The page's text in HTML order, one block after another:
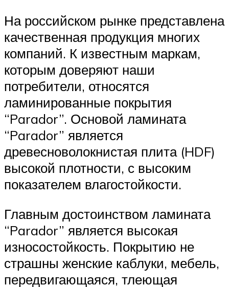
На российском рынке представлена
качественная продукция многих
компаний. К известным маркам,
которым доверяют наши
потребители, относятся
ламинированные покрытия
“Parador”. Основой ламината
“Parador” является
древесноволокнистая плита (HDF)
высокой плотности, с высоким
показателем влагостойкости.
Главным достоинством ламината
“Parador” является высокая
износостойкость. Покрытию не
страшны женские каблуки, мебель,
передвигающаяся, тлеющая